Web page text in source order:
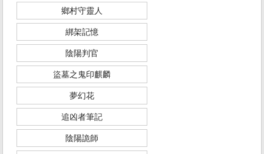
鄉村守靈人
綁架記憶
陰陽判官
盜墓之鬼印麒麟
夢幻花
追凶者筆記
陰陽詭師